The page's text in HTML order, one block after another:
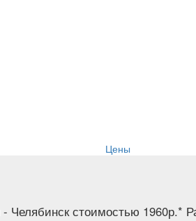
Цены
- Челябинск стоимостью 1960р.*